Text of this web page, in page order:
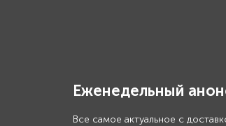
Еженедельный
Все самое актуальное с